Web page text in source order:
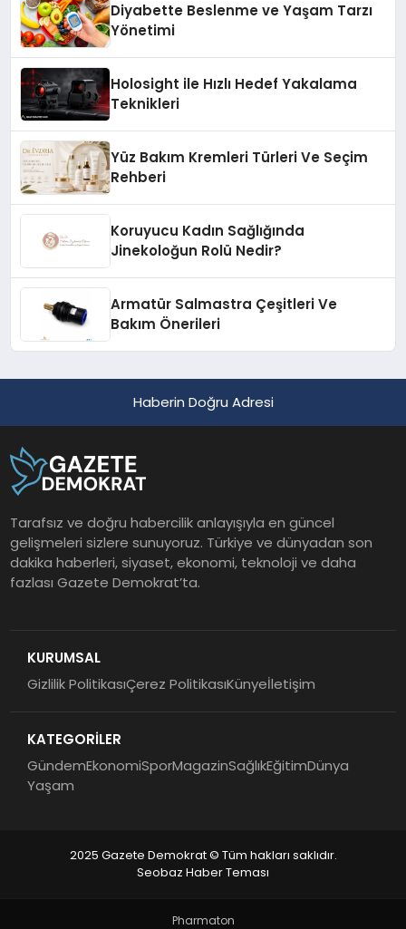
Diyabette Beslenme ve Yaşam Tarzı
Yönetimi
Holosight ile Hızlı Hedef Yakalama
Teknikleri
Yüz Bakım Kremleri Türleri Ve Seçim
Rehberi
Koruyucu Kadın Sağlığında
Jinekoloğun Rolü Nedir?
Armatür Salmastra Çeşitleri Ve
Bakım Önerileri
Haberin Doğru Adresi
Tarafsız ve doğru habercilik anlayışıyla en güncel
gelişmeleri sizlere sunuyoruz. Türkiye ve dünyadan son
dakika haberleri, siyaset, ekonomi, teknoloji ve daha
fazlası Gazete Demokrat’ta.
KURUMSAL
Gizlilik PolitikasıÇerez PolitikasıKünyeİletişim
KATEGORİLER
GündemEkonomiSporMagazinSağlıkEğitimDünya
Yaşam
2025 Gazete Demokrat © Tüm hakları saklıdır.
Seobaz Haber Teması
Pharmaton